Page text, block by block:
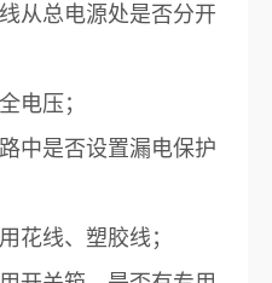
从总电源处是否分开
电压；
中是否设置漏电保护
花线、塑胶线；